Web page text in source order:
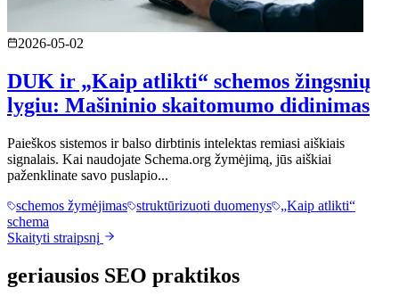
2026-05-02
DUK ir „Kaip atlikti“ schemos žingsnių
lygiu: Mašininio skaitomumo didinimas
Paieškos sistemos ir balso dirbtinis intelektas remiasi aiškiais
signalais. Kai naudojate Schema.org žymėjimą, jūs aiškiai
paženklinate savo puslapio...
schemos žymėjimas struktūrizuoti duomenys
„Kaip atlikti“
schema
Skaityti straipsnį
geriausios SEO praktikos